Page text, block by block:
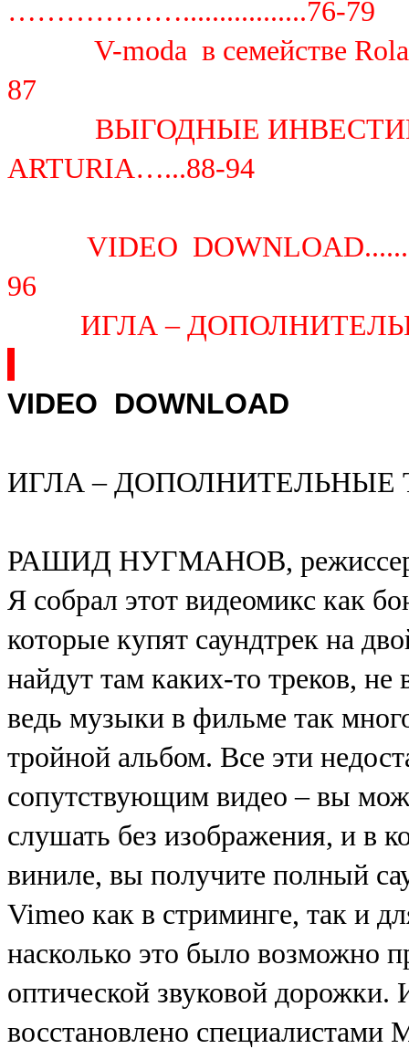
……………….................76-79
V-moda в семействе
87
ВЫГОДНЫЕ ИНВЕСТИЦИИ:
ARTURIA…...88-94
VIDEO
96
ИГЛА –
VIDEO DOWNLOAD
ИГЛА – ДОПОЛНИТЕЛЬНЫЕ
РАШИД НУГМАНОВ, режиссер
Я собрал этот видеомикс как
которые купят саундтрек на
найдут там каких-то треков,
ведь музыки в фильме так
тройной альбом. Все эти
сопутствующим видео – вы
слушать без изображения, и в
виниле, вы получите полный
Vimeo как в стриминге, так и
насколько это было возможно
оптической звуковой
восстановлено специалистами